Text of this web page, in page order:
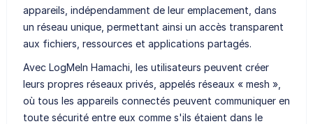
appareils, indépendamment de leur emplacement, dans
un réseau unique, permettant ainsi un accès transparent
aux fichiers, ressources et applications partagés.
Avec LogMeIn Hamachi, les utilisateurs peuvent créer
leurs propres réseaux privés, appelés réseaux « mesh »,
où tous les appareils connectés peuvent communiquer en
toute sécurité entre eux comme s'ils étaient dans le